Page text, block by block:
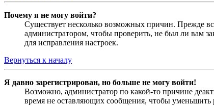
Почему я не могу войти?
Существует несколько возможных причин. Прежде
администратором, чтобы проверить, не был ли вам
для исправления настроек.
Вернуться к началу
Я давно зарегистрирован, но больше не могу войти!
Возможно, администратор по какой-то причине
время не оставляющих сообщения, чтобы уменьшить